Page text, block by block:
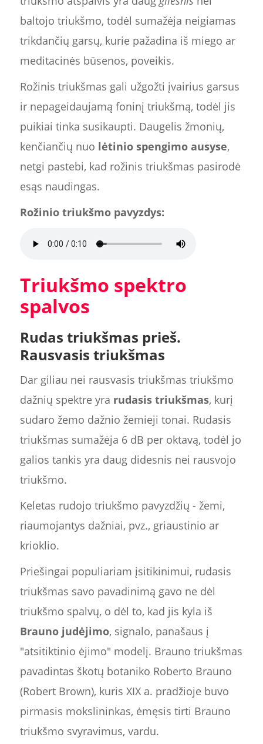
baltojo triukšmo, todėl sumažėja neigiamas
trikdančių garsų, kurie pažadina iš miego ar
meditacinės būsenos, poveikis.
Rožinis triukšmas gali užgožti įvairius garsus
ir nepageidaujamą foninį triukšmą, todėl jis
puikiai tinka susikaupti. Daugelis žmonių,
kenčiančių nuo lėtinio spengimo ausyse,
netgi pastebi, kad rožinis triukšmas pasirodė
esąs naudingas.
Rožinio triukšmo pavyzdys:
Triukšmo spektro
spalvos
Rudas triukšmas prieš.
Rausvasis triukšmas
Dar giliau nei rausvasis triukšmas triukšmo
dažnių spektre yra rudasis triukšmas, kurį
sudaro žemo dažnio žemieji tonai. Rudasis
triukšmas sumažėja 6 dB per oktavą, todėl jo
galios tankis yra daug didesnis nei rausvojo
triukšmo.
Keletas rudojo triukšmo pavyzdžių - žemi,
riaumojantys dažniai, pvz., griaustinio ar
krioklio.
Priešingai populiariam įsitikinimui, rudasis
triukšmas savo pavadinimą gavo ne dėl
triukšmo spalvų, o dėl to, kad jis kyla iš
Brauno judėjimo, signalo, panašaus į
"atsitiktinio ėjimo" modelį. Brauno triukšmas
pavadintas škotų botaniko Roberto Brauno
(Robert Brown), kuris XIX a. pradžioje buvo
pirmasis mokslininkas, ėmęsis tirti Brauno
triukšmo svyravimus, vardu.